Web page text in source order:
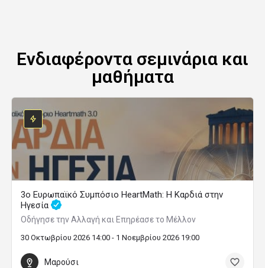
Ενδιαφέροντα σεμινάρια και
μαθήματα
3ο Ευρωπαϊκό Συμπόσιο HeartMath: Η Καρδιά στην
Ηγεσία
Οδήγησε την Αλλαγή και Επηρέασε το Μέλλον
30 Οκτωβρίου 2026 14:00 - 1 Νοεμβρίου 2026 19:00
Μαρούσι